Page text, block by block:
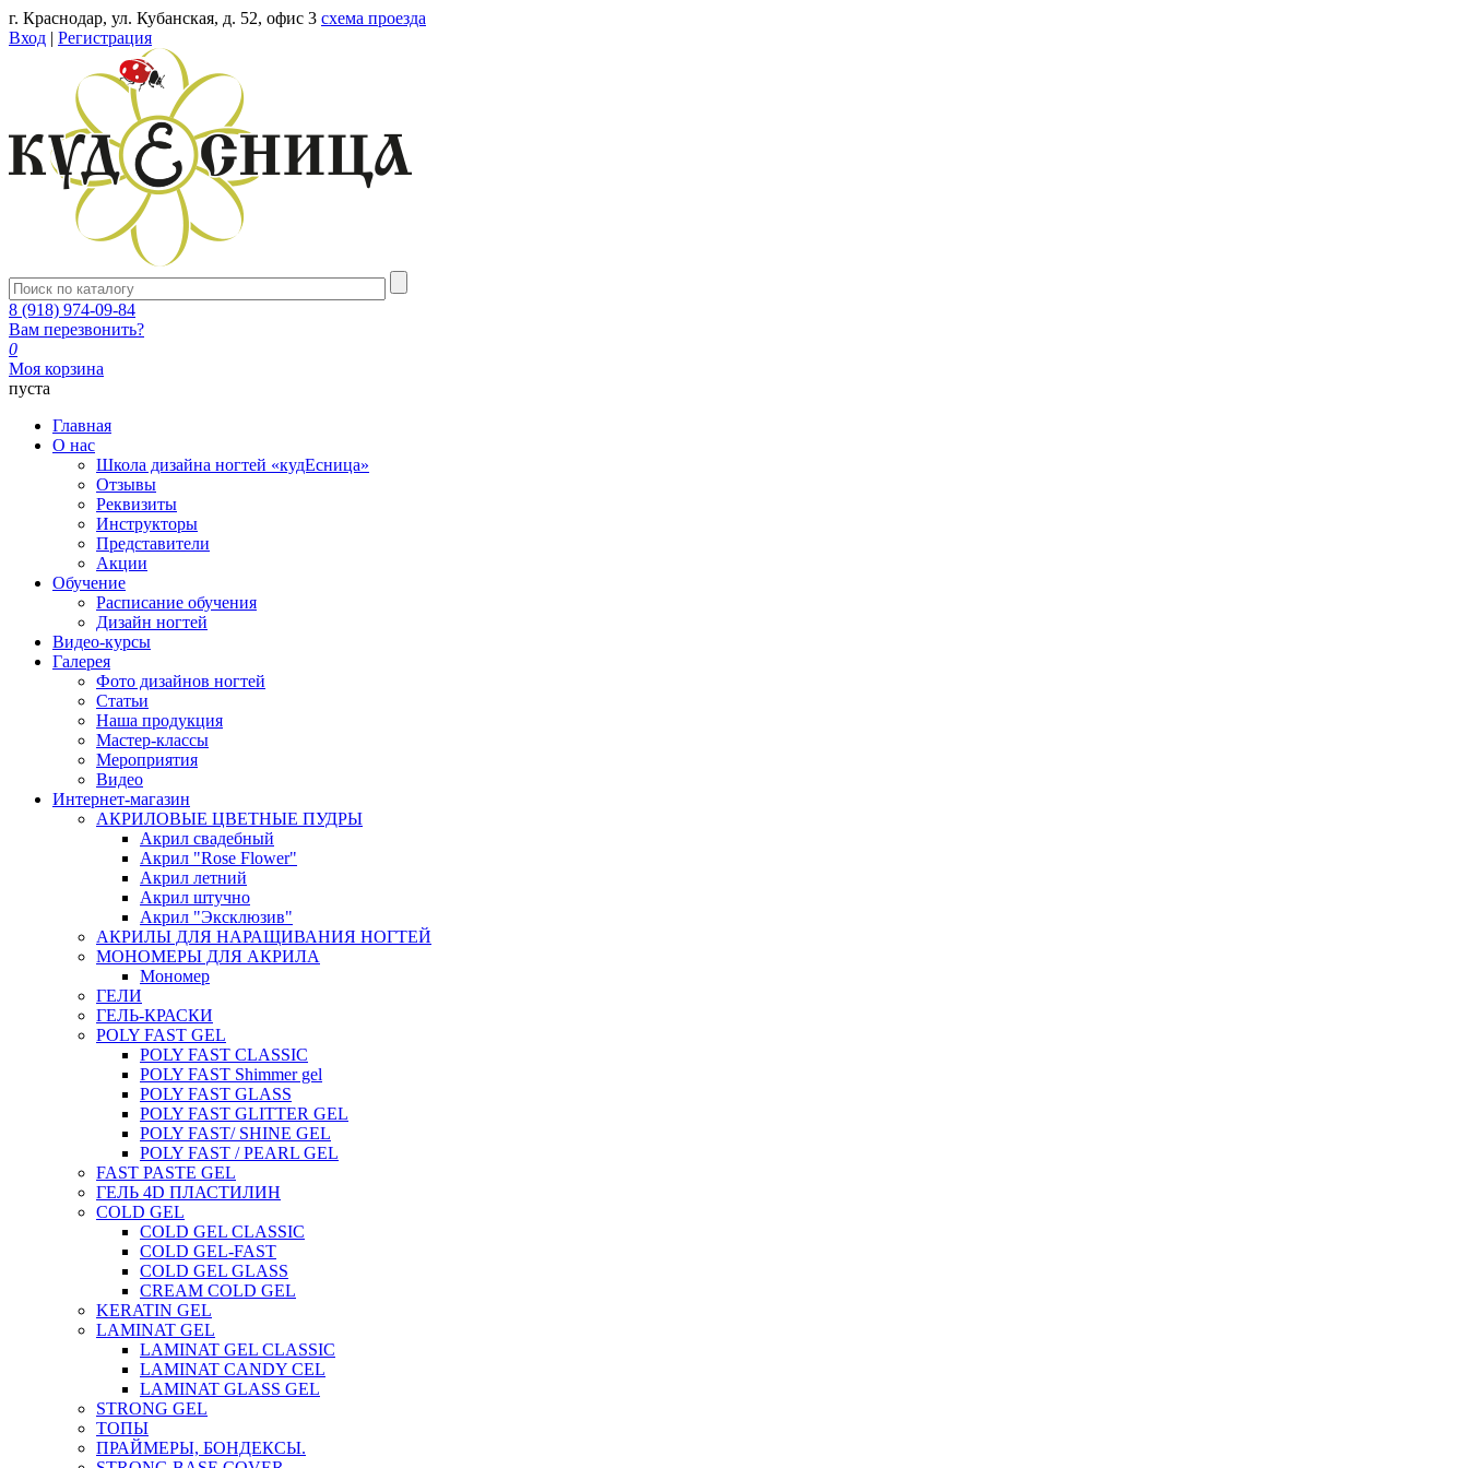
г. Краснодар, ул. Кубанская, д. 52, офис 3 схема проезда
Вход | Регистрация
8 (918) 974-09-84
Вам перезвонить?
0
Моя корзина
пуста
Главная
О нас
Школа дизайна ногтей «кудЕсница»
Отзывы
Реквизиты
Инструкторы
Представители
Акции
Обучение
Расписание обучения
Дизайн ногтей
Видео-курсы
Галерея
Фото дизайнов ногтей
Статьи
Наша продукция
Мастер-классы
Мероприятия
Видео
Интернет-магазин
АКРИЛОВЫЕ ЦВЕТНЫЕ ПУДРЫ
Акрил свадебный
Акрил "Rose Flower"
Акрил летний
Акрил штучно
Акрил "Эксклюзив"
АКРИЛЫ ДЛЯ НАРАЩИВАНИЯ НОГТЕЙ
МОНОМЕРЫ ДЛЯ АКРИЛА
Мономер
ГЕЛИ
ГЕЛЬ-КРАСКИ
POLY FAST GEL
POLY FAST CLASSIC
POLY FAST Shimmer gel
POLY FAST GLASS
POLY FAST GLITTER GEL
POLY FAST/ SHINE GEL
POLY FAST / PEARL GEL
FAST PASTE GEL
ГЕЛЬ 4D ПЛАСТИЛИН
COLD GEL
COLD GEL CLASSIC
COLD GEL-FAST
COLD GEL GLASS
CREAM COLD GEL
KERATIN GEL
LAMINAT GEL
LAMINAT GEL CLASSIС
LAMINAT CANDY CEL
LAMINAT GLASS GEL
STRONG GEL
ТОПЫ
ПРАЙМЕРЫ, БОНДЕКСЫ.